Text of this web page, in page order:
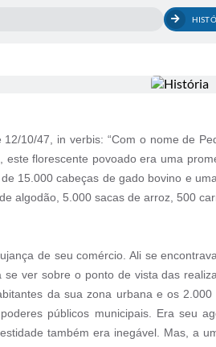
10/47, in verbis: “Com o nome de
florescente povoado era uma
15.000 cabeças de gado bovino e
algodão, 5.000 sacas de arroz, 500
de seu comércio. Ali se
ver sobre o ponto de vista das
da sua zona urbana e os
públicos municipais. Era seu
também era inegável. Mas, a